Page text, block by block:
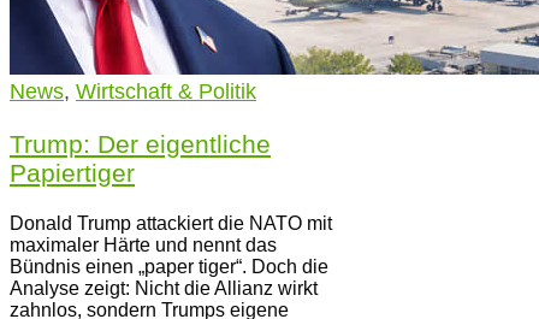
News, Wirtschaft & Politik
Trump: Der eigentliche
Papiertiger
Donald Trump attackiert die NATO mit
maximaler Härte und nennt das
Bündnis einen „paper tiger“. Doch die
Analyse zeigt: Nicht die Allianz wirkt
zahnlos, sondern Trumps eigene